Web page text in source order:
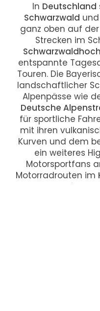
In Deutschland
Schwarzwald
ganz oben auf der
Strecken im
entspannte
Touren. Die
landschaftlicher
Alpenpässe wie
Deutsche
für sportliche
mit ihren
Kurven und dem
ein weiteres
Motorsportfans
Motorradrouten im
Romantischen